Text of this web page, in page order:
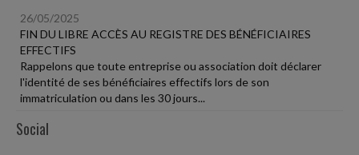
26/05/2025
FIN DU LIBRE ACCÈS AU REGISTRE DES BÉNÉFICIAIRES
EFFECTIFS
Rappelons que toute entreprise ou association doit déclarer
l'identité de ses bénéficiaires effectifs lors de son
immatriculation ou dans les 30 jours...
Social